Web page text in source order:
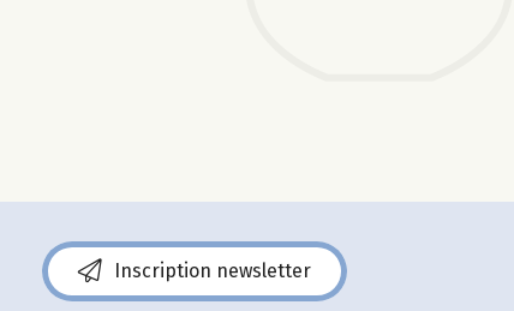
Inscription newsletter